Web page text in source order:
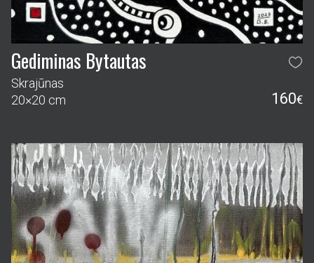
Gediminas Bytautas
Skrajūnas
20×20 cm
160€